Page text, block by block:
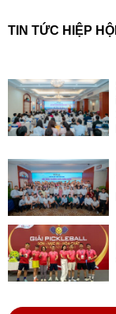
TIN TỨC HIỆP HỘI